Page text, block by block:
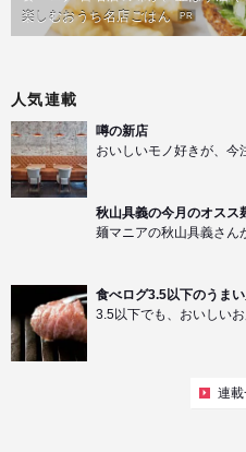
楽しむおうち名店ごはん PR
人気連載
噂の新店
おいしいモノ好きが、今
秋山具義の今月のオスス
麺マニアの秋山具義さん
食べログ3.5以下のうま
3.5以下でも、おいしい
連